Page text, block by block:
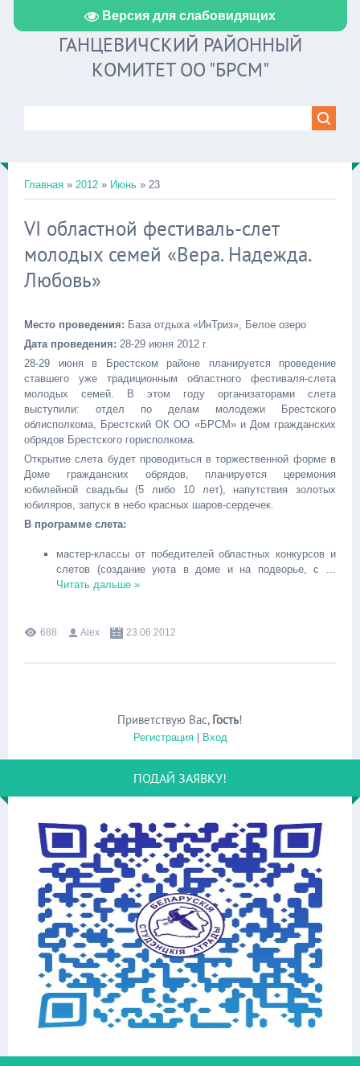
Версия для слабовидящих
ГАНЦЕВИЧСКИЙ РАЙОННЫЙ
КОМИТЕТ ОО "БРСМ"
Главная » 2012 » Июнь » 23
VI областной фестиваль-слет
молодых семей «Вера. Надежда.
Любовь»
Место проведения: База отдыха «ИнТриз», Белое озеро
Дата проведения: 28-29 июня 2012 г.
28-29 июня в Брестском районе планируется проведение
ставшего уже традиционным областного фестиваля-слета
молодых семей. В этом году организаторами слета
выступили: отдел по делам молодежи Брестского
облисполкома, Брестский ОК ОО «БРСМ» и Дом гражданских
обрядов Брестского горисполкома.
Открытие слета будет проводиться в торжественной форме в
Доме гражданских обрядов, планируется церемония
юбилейной свадьбы (5 либо 10 лет), напутствия золотых
юбиляров, запуск в небо красных шаров-сердечек.
В программе слета:
мастер-классы от победителей областных конкурсов и
слетов (создание уюта в доме и на подворье, с ...
Читать дальше »
688 Alex 23.06.2012
Приветствую Вас, Гость!
Регистрация| Вход
ПОДАЙ ЗАЯВКУ!